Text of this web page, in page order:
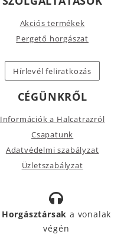
Akciós termékek
Pergető horgászat
Hírlevél feliratkozás
CÉGÜNKRŐL
Információk a Halcatrazról
Csapatunk
Adatvédelmi szabályzat
Üzletszabályzat
Horgásztársak a vonalak
végén